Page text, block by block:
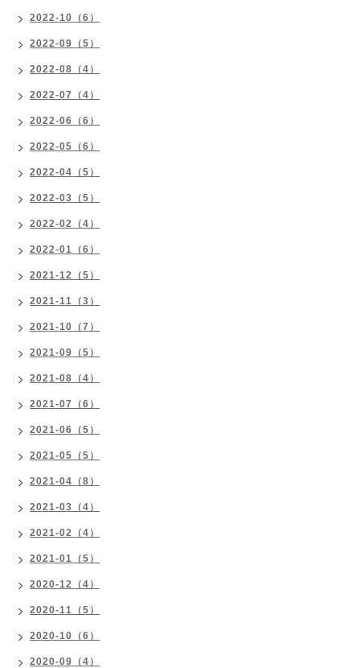
2022-10（6）
2022-09（5）
2022-08（4）
2022-07（4）
2022-06（6）
2022-05（6）
2022-04（5）
2022-03（5）
2022-02（4）
2022-01（6）
2021-12（5）
2021-11（3）
2021-10（7）
2021-09（5）
2021-08（4）
2021-07（6）
2021-06（5）
2021-05（5）
2021-04（8）
2021-03（4）
2021-02（4）
2021-01（5）
2020-12（4）
2020-11（5）
2020-10（6）
2020-09（4）